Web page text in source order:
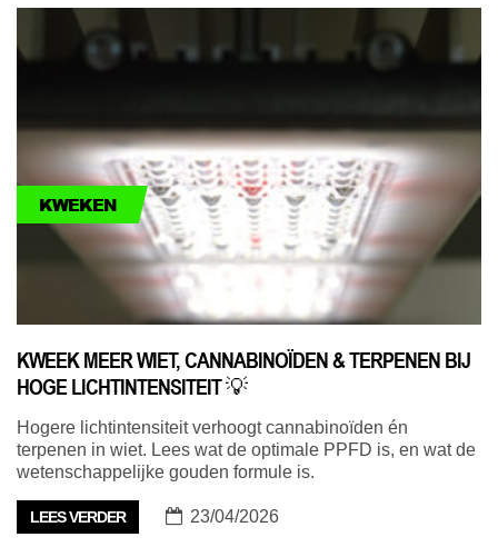
KWEKEN
KWEEK MEER WIET, CANNABINOÏDEN & TERPENEN BIJ
HOGE LICHTINTENSITEIT 💡
Hogere lichtintensiteit verhoogt cannabinoïden én
terpenen in wiet. Lees wat de optimale PPFD is, en wat de
wetenschappelijke gouden formule is.
LEES VERDER 23/04/2026